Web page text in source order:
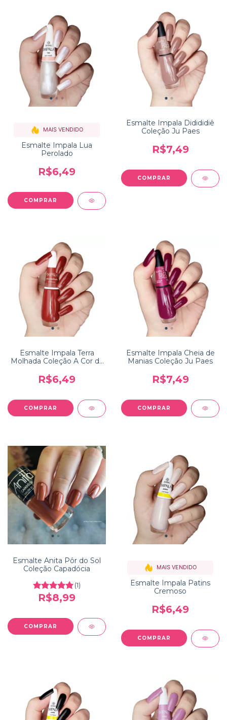
MAIS VENDIDO
Esmalte Impala Lua
Perolado
R$6,49
Esmalte Impala Didididiê
Coleção Ju Paes
R$7,49
Esmalte Impala Terra
Molhada Coleção A Cor da
R$6,49
Esmalte Impala Cheia de
Manias Coleção Ju Paes
R$7,49
Esmalte Anita Pôr do Sol
Coleção Capadócia
(1)
R$8,99
MAIS VENDIDO
Esmalte Impala Patins
Cremoso
R$6,49